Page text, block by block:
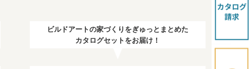
ビルドアートの家づくりをぎゅっとまとめた
カタログセットをお届け！